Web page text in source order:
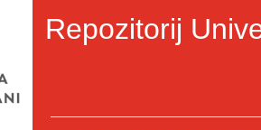
Repozitorij